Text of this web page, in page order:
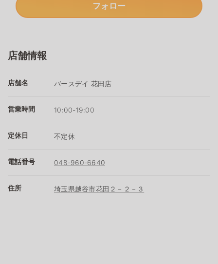
フォロー
店舗情報
店舗名 バースデイ 花田店
営業時間 10:00-19:00
定休日 不定休
電話番号 048-960-6640
住所 埼玉県越谷市花田２－２－３